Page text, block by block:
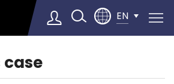
EN
case